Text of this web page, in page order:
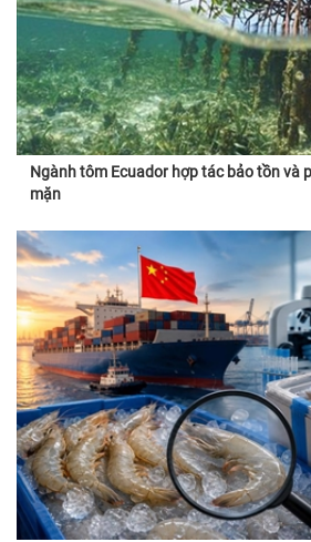
Ngành tôm Ecuador hợp tác bảo tồn và
mặn